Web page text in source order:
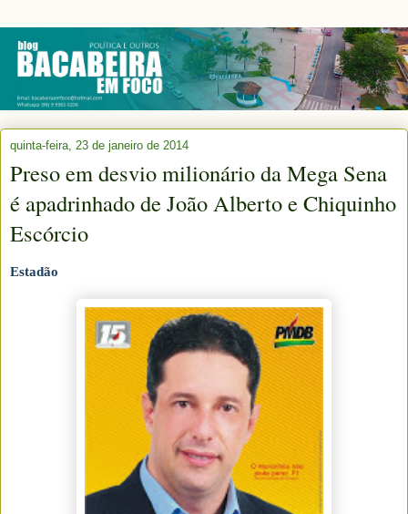
quinta-feira, 23 de janeiro de 2014
Preso em desvio milionário da Mega Sena
é apadrinhado de João Alberto e Chiquinho
Escórcio
Estadão